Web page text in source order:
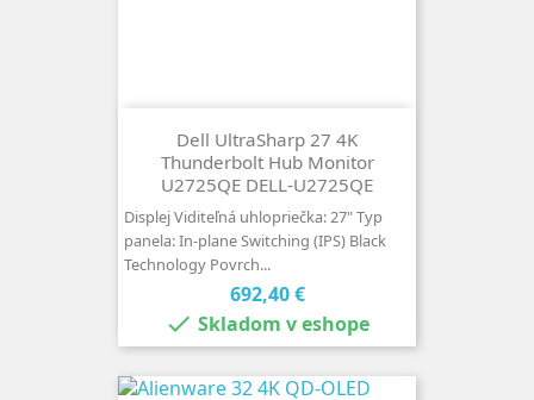
Dell UltraSharp 27 4K
Thunderbolt Hub Monitor
U2725QE DELL-U2725QE
Displej Viditeľná uhlopriečka: 27" Typ
panela: In-plane Switching (IPS) Black
Technology Povrch...
Cena
692,40 €
 Skladom v eshope